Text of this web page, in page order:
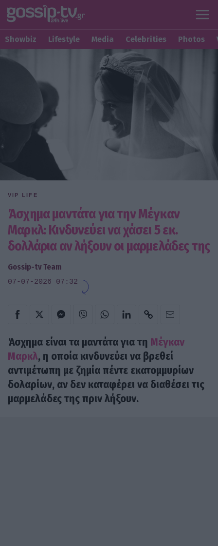
Showbiz Lifestyle Media Celebrities Photos
VIP LIFE
Άσχημα μαντάτα για την Μέγκαν
Μαρκλ: Κινδυνεύει να χάσει 5 εκ.
δολλάρια αν λήξουν οι μαρμελάδες της
Gossip-tv Team
07-07-2026 07:32
Άσχημα είναι τα μαντάτα για τη Μέγκαν
Μαρκλ, η οποία κινδυνεύει να βρεθεί
αντιμέτωπη με ζημία πέντε εκατομμυρίων
δολαρίων, αν δεν καταφέρει να διαθέσει τις
μαρμελάδες της πριν λήξουν.